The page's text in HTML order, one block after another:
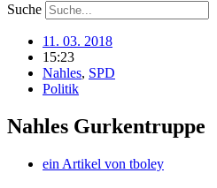
Suche
11. 03. 2018
15:23
Nahles, SPD
Politik
Nahles Gurkentruppe
ein Artikel von tboley